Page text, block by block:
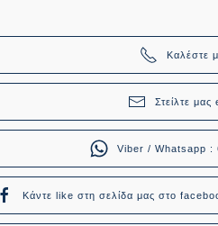
Καλέστε
Στείλτε μας
Viber / Whatsapp :
Κάντε like στη σελίδα μας στο